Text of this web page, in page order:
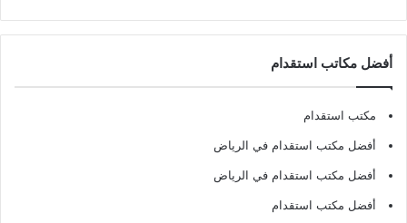
أفضل مكاتب استقدام
مكتب استقدام
أفضل مكتب استقدام في الرياض
أفضل مكتب استقدام في الرياض
أفضل مكتب استقدام